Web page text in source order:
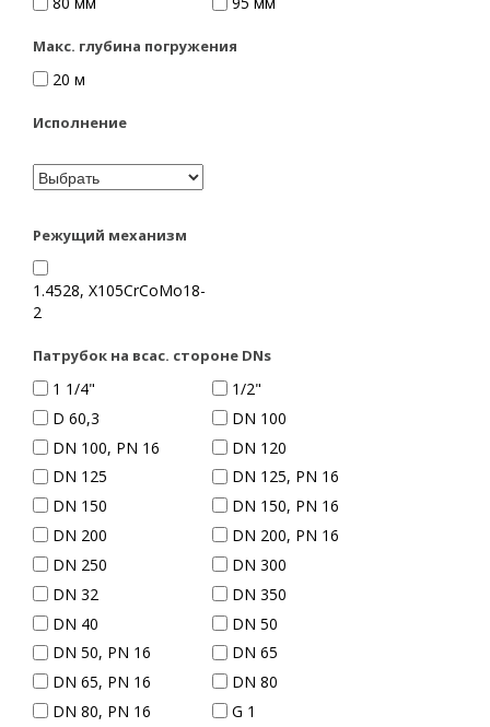
Макс. глубина погружения
20 м
Исполнение
Режущий механизм
1.4528, X105CrCoMo18-
2
Патрубок на всас. стороне DNs
1 1/4"
1/2"
D 60,3
DN 100
DN 100, PN 16
DN 120
DN 125
DN 125, PN 16
DN 150
DN 150, PN 16
DN 200
DN 200, PN 16
DN 250
DN 300
DN 32
DN 350
DN 40
DN 50
DN 50, PN 16
DN 65
DN 65, PN 16
DN 80
DN 80, PN 16
G 1